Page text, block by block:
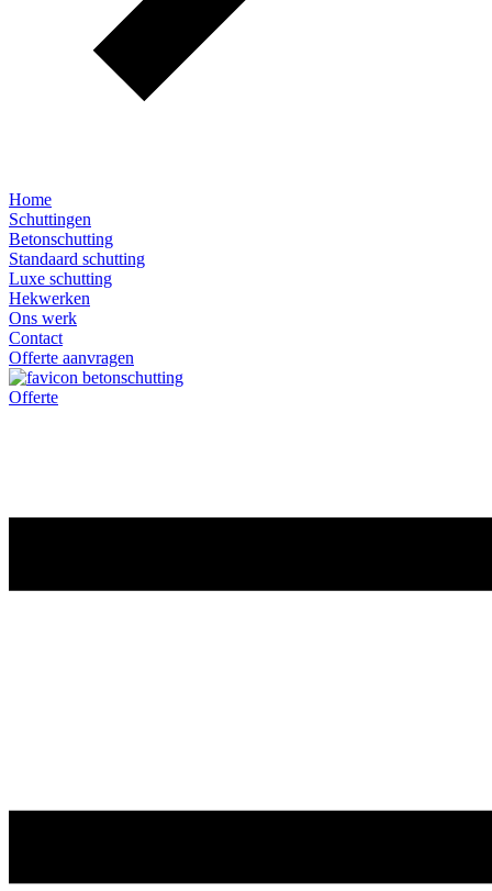
Home
Schuttingen
Betonschutting
Standaard schutting
Luxe schutting
Hekwerken
Ons werk
Contact
Offerte aanvragen
Offerte